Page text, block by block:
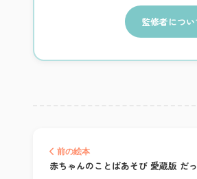
監修者につ
前の絵本
赤ちゃんのことばあそび 愛蔵版 だ